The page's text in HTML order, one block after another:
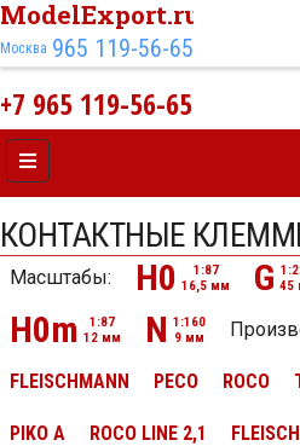
ModelExport.ru
Москва 965 119-56-65
+7 965 119-56-65
КОНТАКТНЫЕ
Масштабы: H0
1:87
16,5 мм
G 45
H0m
1:87
12 мм
N 1:160
9 мм
FLEISCHMANN PECO ROCO
PIKO A ROCO LINE 2,1